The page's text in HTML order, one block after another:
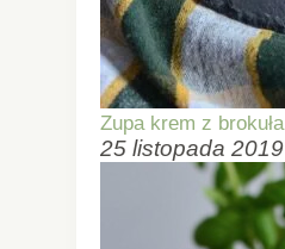
Zupa krem z brokuła
25 listopada 2019